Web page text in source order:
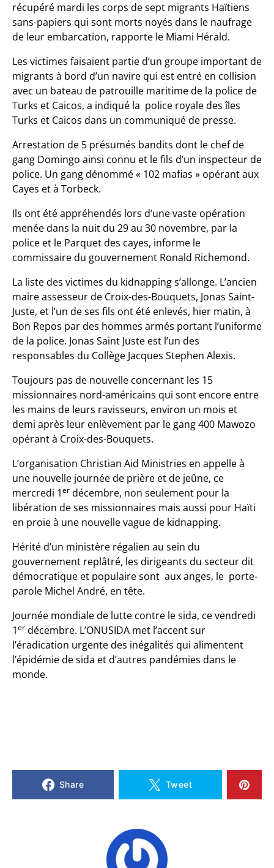
récupéré mardi les corps de sept migrants Haïtiens
sans-papiers qui sont morts noyés dans le naufrage
de leur embarcation, rapporte le Miami Hérald.
Les victimes faisaient partie d’un groupe important de
migrants à bord d’un navire qui est entré en collision
avec un bateau de patrouille maritime de la police de
Turks et Caicos, a indiqué la police royale des îles
Turks et Caicos dans un communiqué de presse.
Arrestation de 5 présumés bandits dont le chef de
gang Domingo ainsi connu et le fils d’un inspecteur de
police. Un gang dénommé « 102 mafias » opérant aux
Cayes et à Torbeck.
Ils ont été appréhendés lors d’une vaste opération
menée dans la nuit du 29 au 30 novembre, par la
police et le Parquet des cayes, informe le
commissaire du gouvernement Ronald Richemond.
La liste des victimes du kidnapping s’allonge. L’ancien
maire assesseur de Croix-des-Bouquets, Jonas Saint-
Juste, et l’un de ses fils ont été enlevés, hier matin, à
Bon Repos par des hommes armés portant l’uniforme
de la police. Jonas Saint Juste est l’un des
responsables du Collège Jacques Stephen Alexis.
Toujours pas de nouvelle concernant les 15
missionnaires nord-américains qui sont encore entre
les mains de leurs ravisseurs, environ un mois et
demi après leur enlèvement par le gang 400 Mawozo
opérant à Croix-des-Bouquets.
L’organisation Christian Aid Ministries en appelle à
une nouvelle journée de prière et de jeûne, ce
mercredi 1er décembre, non seulement pour la
libération de ses missionnaires mais aussi pour Haïti
en proie à une nouvelle vague de kidnapping.
Hérité d’un ministère régalien au sein du
gouvernement replâtré, les dirigeants du secteur dit
démocratique et populaire sont aux anges, le porte-
parole Michel André, en tête.
Journée mondiale de lutte contre le sida, ce vendredi
1er décembre. L’ONUSIDA met l’accent sur
l’éradication urgente des inégalités qui alimentent
l’épidémie de sida et d’autres pandémies dans le
monde.
Share Tweet